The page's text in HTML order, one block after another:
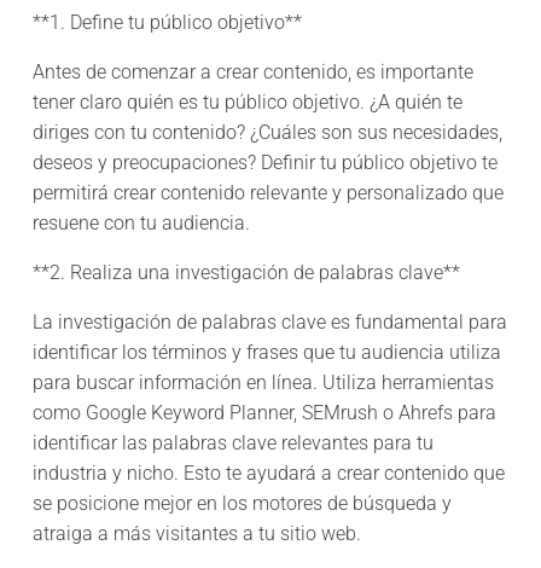
**1. Define tu público objetivo**
Antes de comenzar a crear contenido, es importante
tener claro quién es tu público objetivo. ¿A quién te
diriges con tu contenido? ¿Cuáles son sus necesidades,
deseos y preocupaciones? Definir tu público objetivo te
permitirá crear contenido relevante y personalizado que
resuene con tu audiencia.
**2. Realiza una investigación de palabras clave**
La investigación de palabras clave es fundamental para
identificar los términos y frases que tu audiencia utiliza
para buscar información en línea. Utiliza herramientas
como Google Keyword Planner, SEMrush o Ahrefs para
identificar las palabras clave relevantes para tu
industria y nicho. Esto te ayudará a crear contenido que
se posicione mejor en los motores de búsqueda y
atraiga a más visitantes a tu sitio web.